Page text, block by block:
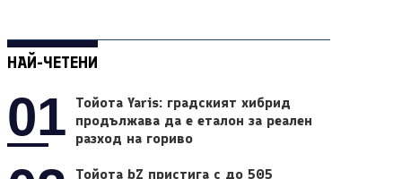
НАЙ-ЧЕТЕНИ
01
Тойота Yaris: градският хибрид
продължава да е еталон за реален
разход на гориво
Тойота bZ пристига с до 505